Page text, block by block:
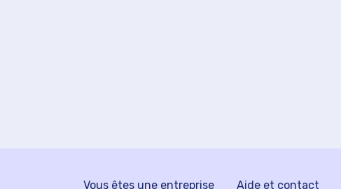
Vous êtes une entreprise Aide et contact